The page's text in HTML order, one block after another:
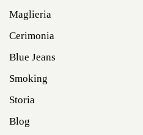
Maglieria
Cerimonia
Blue Jeans
Smoking
Storia
Blog